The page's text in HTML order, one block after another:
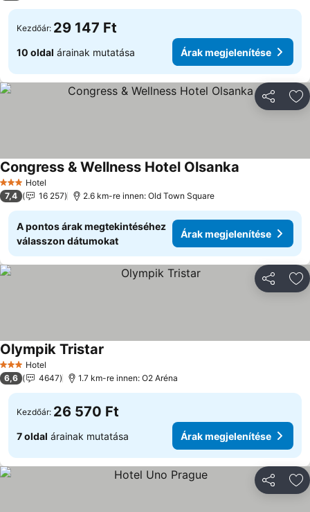
Kezdőár: 29 147 Ft
10 oldal árainak mutatása Árak megjelenítése
3 Kategória
Hotel
Congress & Wellness Hotel Olsanka
7,4 16 257 2.6 km-re innen: Old Town Square
A pontos árak megtekintéséhez
válasszon dátumokat
Árak megjelenítése
3 Kategória
Hotel
Olympik Tristar
6,6 4647 1.7 km-re innen: O2 Aréna
Kezdőár: 26 570 Ft
7 oldal árainak mutatása Árak megjelenítése